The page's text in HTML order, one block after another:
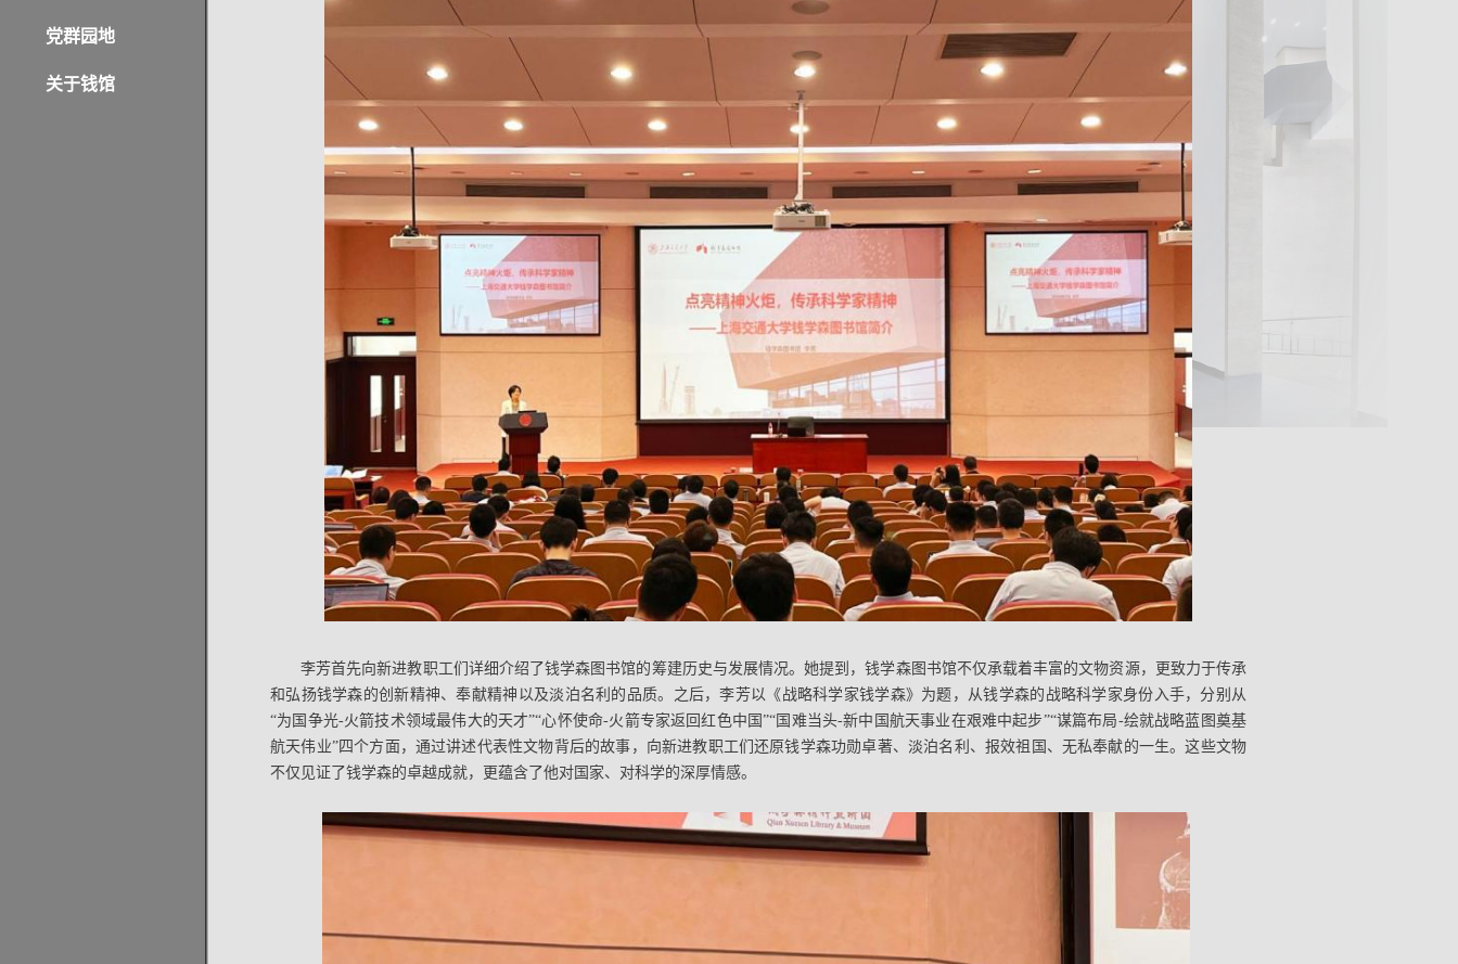
党群园地
关于钱馆
李芳首先向新进教职工们详细介绍了钱学森图书馆的筹建历史与发展情况。她提到，钱学森图书馆不仅承载着丰富的文物资源，更致力于传承
和弘扬钱学森的创新精神、奉献精神以及淡泊名利的品质。之后，李芳以《战略科学家钱学森》为题，从钱学森的战略科学家身份入手，分别从
“为国争光-火箭技术领域最伟大的天才”“心怀使命-火箭专家返回红色中国”“国难当头-新中国航天事业在艰难中起步”“谋篇布局-绘就战略蓝图奠基
航天伟业”四个方面，通过讲述代表性文物背后的故事，向新进教职工们还原钱学森功勋卓著、淡泊名利、报效祖国、无私奉献的一生。这些文物
不仅见证了钱学森的卓越成就，更蕴含了他对国家、对科学的深厚情感。